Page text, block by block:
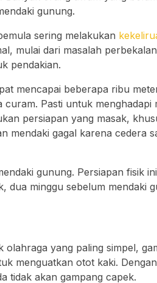
gunung.
sering melakukan
mulai dari masalah
pendakian.
mencapai beberapa ribu
Pasti untuk menghadapi
persiapan yang masak,
mendaki gagal karena cedera
gunung. Persiapan fisik
dua minggu sebelum mendaki
yang paling simpel,
menguatkan otot kaki.
tidak akan gampang capek.